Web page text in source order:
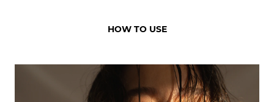
HOW TO USE